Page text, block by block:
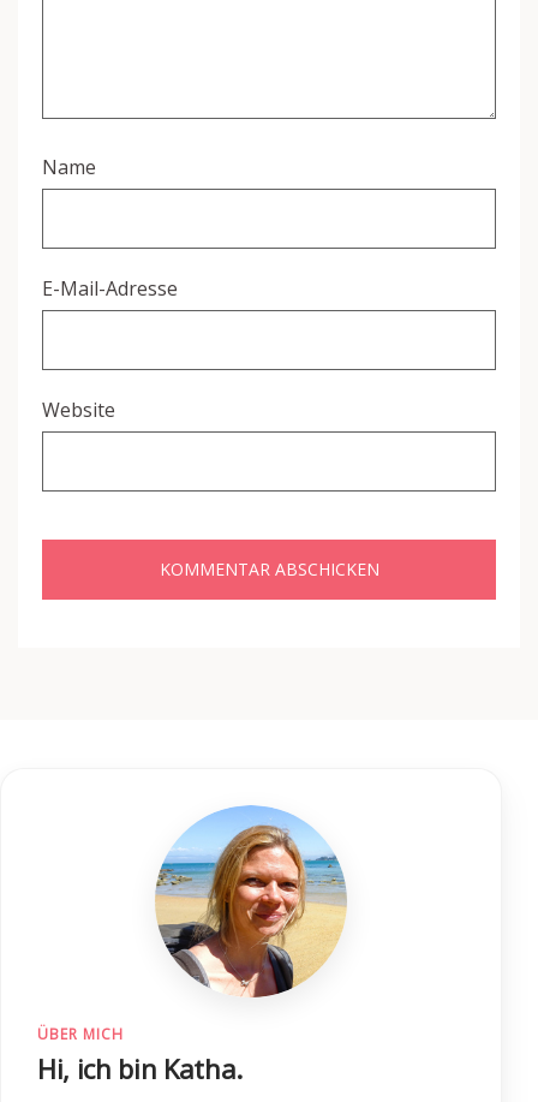
Name
E-Mail-Adresse
Website
ÜBER MICH
Hi, ich bin Katha.